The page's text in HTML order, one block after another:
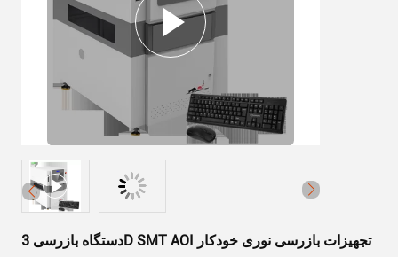
دستگاه بازرسی 3D SMT AOI تجهیزات بازرسی نوری خودکار